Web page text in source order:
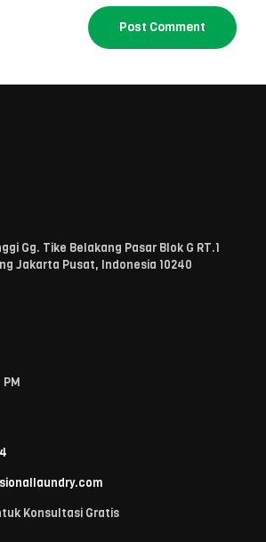
Gg. Tike Belakang Pasar Blok G RT.1
Jakarta Pusat, Indonesia 10240
Konsultasi Gratis